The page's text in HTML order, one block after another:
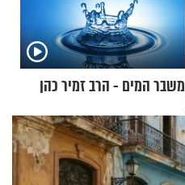
משבר המים - הרב זמיר כהן